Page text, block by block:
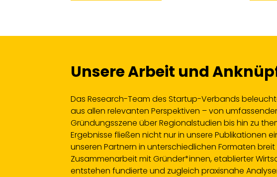
Unsere Arbeit und
Das Research-Team des Startup-Verbands
aus allen relevanten Perspektiven – von
Gründungsszene über Regionalstudien bis hin zu
Ergebnisse fließen nicht nur in unsere Publikationen
unseren Partnern in unterschiedlichen Formaten
Zusammenarbeit mit Gründer*innen, etablierter
entstehen fundierte und zugleich praxisnahe